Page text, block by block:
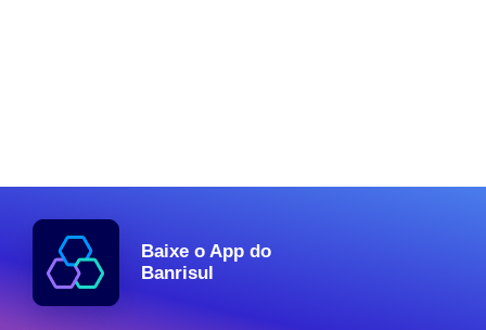
Baixe o App do
Banrisul